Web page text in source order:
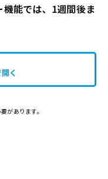
能では、1週間後ま
く
があります。